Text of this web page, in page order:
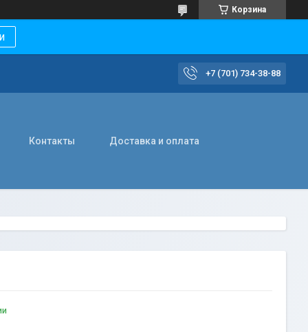
Корзина
+7 (701) 734-38-88
Контакты Доставка и оплата